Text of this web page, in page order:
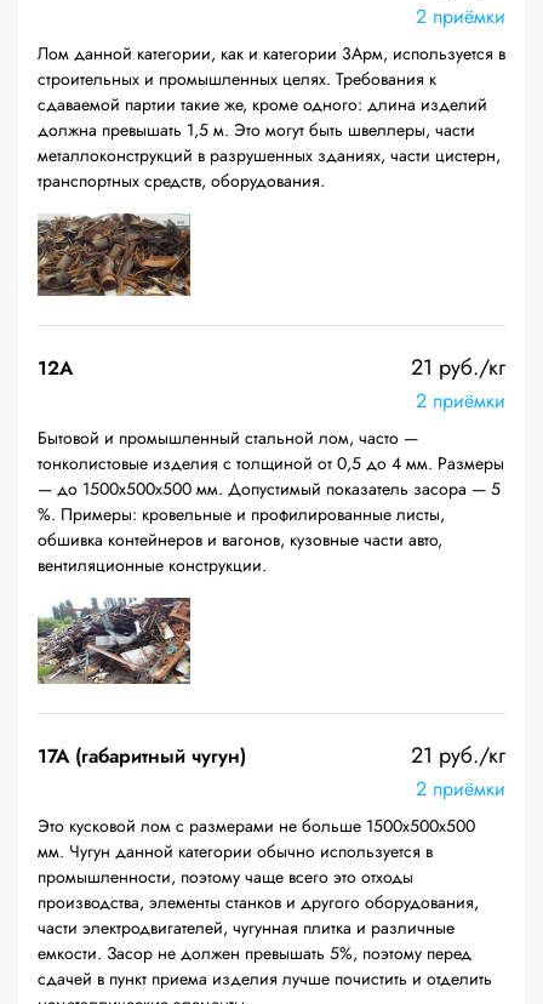
2 приёмки
Лом данной категории, как и категории 3Арм, используется в
строительных и промышленных целях. Требования к
сдаваемой партии такие же, кроме одного: длина изделий
должна превышать 1,5 м. Это могут быть швеллеры, части
металлоконструкций в разрушенных зданиях, части цистерн,
транспортных средств, оборудования.
12A 21 руб./кг
2 приёмки
Бытовой и промышленный стальной лом, часто —
тонколистовые изделия с толщиной от 0,5 до 4 мм. Размеры
— до 1500х500х500 мм. Допустимый показатель засора — 5
%. Примеры: кровельные и профилированные листы,
обшивка контейнеров и вагонов, кузовные части авто,
вентиляционные конструкции.
17А (габаритный чугун) 21 руб./кг
2 приёмки
Это кусковой лом с размерами не больше 1500х500х500
мм. Чугун данной категории обычно используется в
промышленности, поэтому чаще всего это отходы
производства, элементы станков и другого оборудования,
части электродвигателей, чугунная плитка и различные
емкости. Засор не должен превышать 5%, поэтому перед
сдачей в пункт приема изделия лучше почистить и отделить